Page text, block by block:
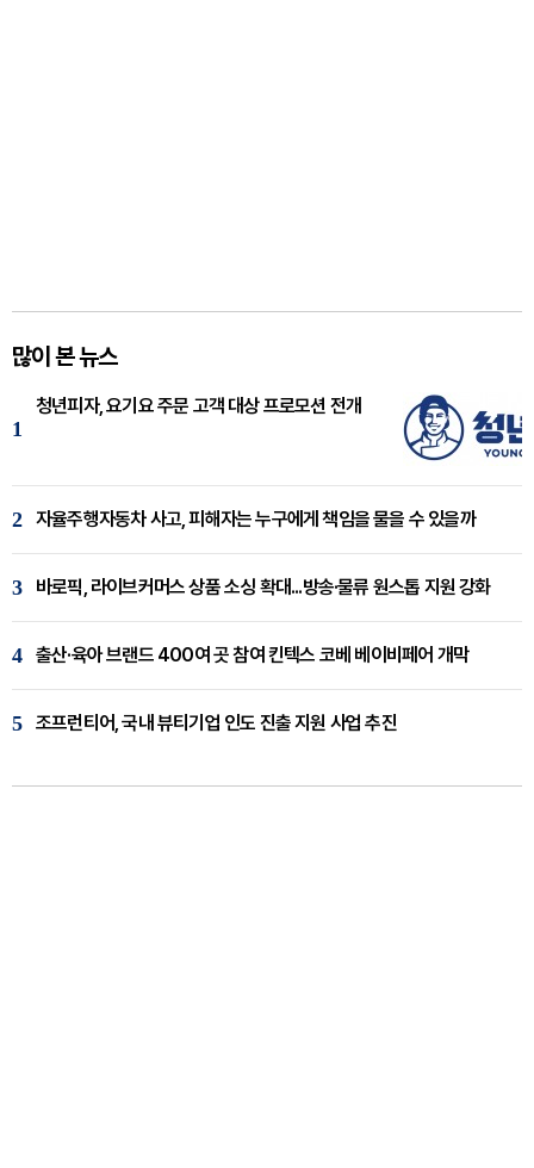
많이 본 뉴스
1
청년피자, 요기요 주문 고객 대상 프로모션 전개
2 자율주행자동차 사고, 피해자는 누구에게 책임을 물을 수 있을까
3 바로픽, 라이브커머스 상품 소싱 확대...방송·물류 원스톱 지원 강화
4 출산·육아 브랜드 400여 곳 참여 킨텍스 코베 베이비페어 개막
5 조프런티어, 국내 뷰티기업 인도 진출 지원 사업 추진